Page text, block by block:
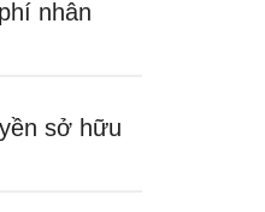
nhân
sở hữu